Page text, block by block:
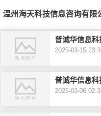
温州海天科技信息咨询有限
首
普诚华信息
2025-03-15
普诚华信息
2025-03-06